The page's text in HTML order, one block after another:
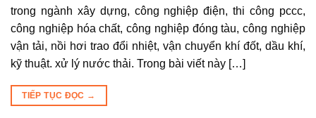
trong ngành xây dựng, công nghiệp điện, thi công pccc,
công nghiệp hóa chất, công nghiệp đóng tàu, công nghiệp
vận tải, nồi hơi trao đổi nhiệt, vận chuyển khí đốt, dầu khí,
kỹ thuật. xử lý nước thải. Trong bài viết này […]
TIẾP TỤC ĐỌC →